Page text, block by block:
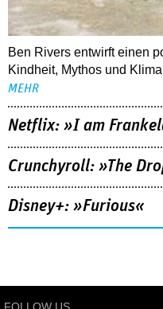
Ben Rivers entwirft einen
Kindheit, Mythos und
MEHR
Netflix: »I am
Crunchyroll: »The
Disney+: »Furious«